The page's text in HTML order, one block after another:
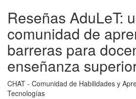
aplicado
a
estudiantes
ingeniería
articulados
al
desarrollo
de
Reseñas AduLeT:
comunidad de
barreras para
enseñanza
CHAT - Comunidad de Habilidades y
Tecnologías